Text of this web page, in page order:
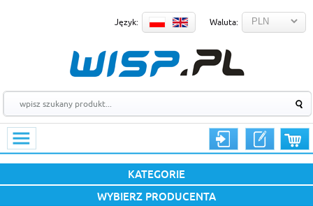
Język: Waluta:
KATEGORIE
WYBIERZ PRODUCENTA